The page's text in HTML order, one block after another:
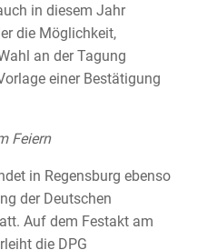
in diesem Jahr
die Möglichkeit,
an der Tagung
einer Bestätigung
Feiern
in Regensburg ebenso
der Deutschen
Auf dem Festakt am
die DPG